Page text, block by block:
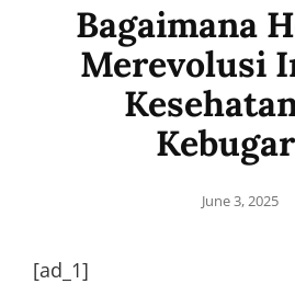
Bagaimana
Merevolusi
Posted
June 3, 2025
[ad_1]